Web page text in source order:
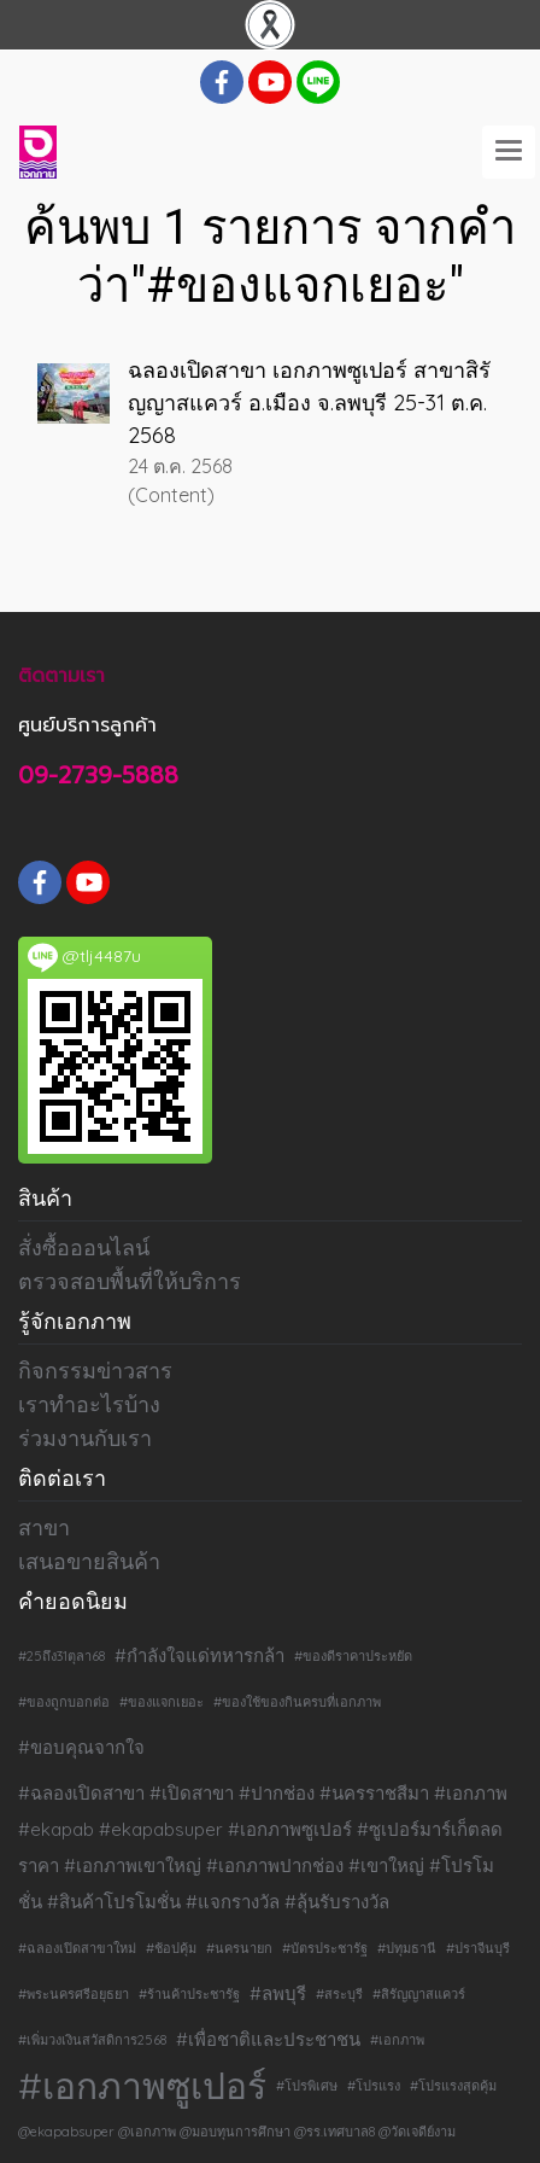
ค้นพบ 1 รายการ จากคำ
ว่า"#ของแจกเยอะ"
ฉลองเปิดสาขา เอกภาพซูเปอร์ สาขาสิรั
ญญาสแควร์ อ.เมือง จ.ลพบุรี 25-31 ต.ค.
2568
24 ต.ค. 2568
(Content)
ติดตามเรา
ศูนย์บริการลูกค้า
09-2739-5888
@tlj4487u
สินค้า
สั่งซื้อออนไลน์
ตรวจสอบพื้นที่ให้บริการ
รู้จักเอกภาพ
กิจกรรมข่าวสาร
เราทำอะไรบ้าง
ร่วมงานกับเรา
ติดต่อเรา
สาขา
เสนอขายสินค้า
คำยอดนิยม
#25ถึง31ตุลา68 #กำลังใจแด่ทหารกล้า #ของดีราคาประหยัด
#ของถูกบอกต่อ #ของแจกเยอะ #ของใช้ของกินครบที่เอกภาพ
#ขอบคุณจากใจ
#ฉลองเปิดสาขา #เปิดสาขา #ปากช่อง #นครราชสีมา #เอกภาพ
#ekapab #ekapabsuper #เอกภาพซูเปอร์ #ซูเปอร์มาร์เก็ตลด
ราคา #เอกภาพเขาใหญ่ #เอกภาพปากช่อง #เขาใหญ่ #โปรโม
ชั่น #สินค้าโปรโมชั่น #แจกรางวัล #ลุ้นรับรางวัล
#ฉลองเปิดสาขาใหม่ #ช้อปคุ้ม #นครนายก #บัตรประชารัฐ #ปทุมธานี #ปราจีนบุรี
#พระนครศรีอยุธยา #ร้านค้าประชารัฐ #ลพบุรี #สระบุรี #สิรัญญาสแควร์
#เพิ่มวงเงินสวัสดิการ2568 #เพื่อชาติและประชาชน #เอกภาพ
#เอกภาพซูเปอร์ #โปรพิเศษ #โปรแรง #โปรแรงสุดคุ้ม
@ekapabsuper @เอกภาพ @มอบทุนการศึกษา @รร.เทศบาล8 @วัดเจดีย์งาม